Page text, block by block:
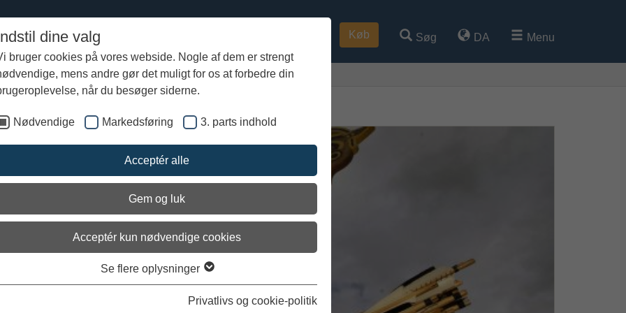
dine valg
bruger cookies på vores webside. Nogle af dem er strengt
mens andre gør det muligt for os at forbedre din
når du besøger siderne.
Nødvendige Markedsføring 3. parts indhold
Acceptér alle
Gem og luk
Acceptér kun nødvendige cookies
Se flere oplysninger
Privatlivs og cookie-politik
Køb Søg DA Menu